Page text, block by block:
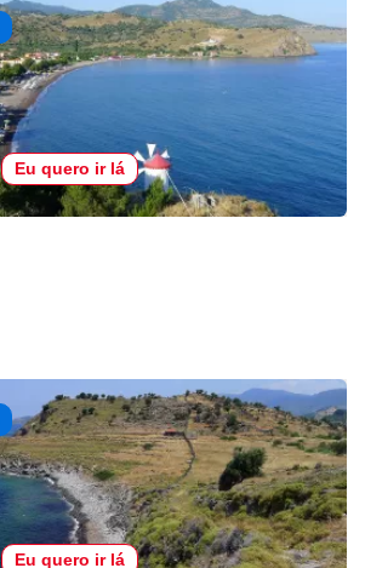
Eu quero ir lá
Eu quero ir lá